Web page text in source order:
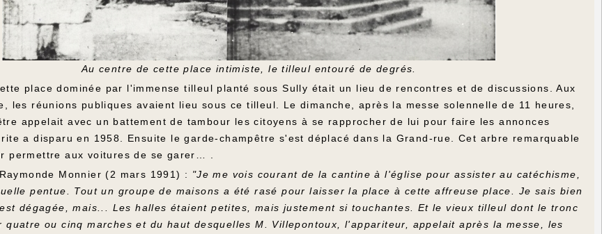
Au centre de cette place intimiste, le tilleul entouré de degrés.
place dominée par l'immense tilleul planté sous Sully était un lieu de rencontres et de discussions. Aux
les réunions publiques avaient lieu sous ce tilleul. Le dimanche, après la messe solennelle de 11 heures,
appelait avec un battement de tambour les citoyens à se rapprocher de lui pour faire les annonces
a disparu en 1958. Ensuite le garde-champêtre s'est déplacé dans la Grand-rue. Cet arbre remarquable
permettre aux voitures de se garer… .
Monnier (2 mars 1991) : "Je me vois courant de la cantine à l'église pour assister au catéchisme,
pentue. Tout un groupe de maisons a été rasé pour laisser la place à cette affreuse place. Je sais bien
dégagée, mais... Les halles étaient petites, mais justement si touchantes. Et le vieux tilleul dont le tronc
quatre ou cinq marches et du haut desquelles M. Villepontoux, l'appariteur, appelait après la messe, les